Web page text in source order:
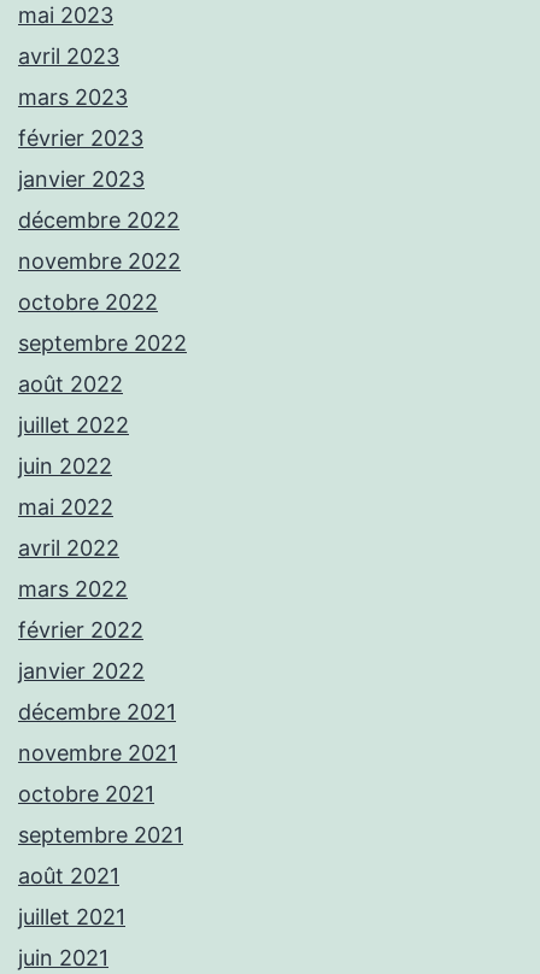
mai 2023
avril 2023
mars 2023
février 2023
janvier 2023
décembre 2022
novembre 2022
octobre 2022
septembre 2022
août 2022
juillet 2022
juin 2022
mai 2022
avril 2022
mars 2022
février 2022
janvier 2022
décembre 2021
novembre 2021
octobre 2021
septembre 2021
août 2021
juillet 2021
juin 2021